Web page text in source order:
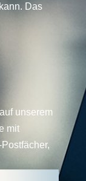
Das
auf unserem
mit